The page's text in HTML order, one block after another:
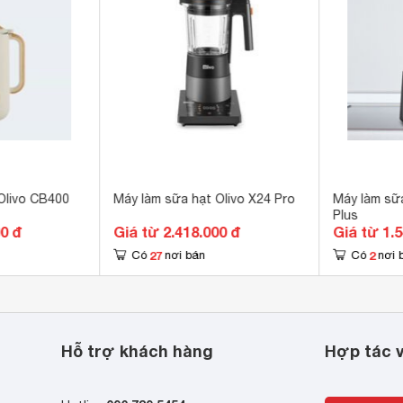
sữa thảo mộc với thời gian 35 phút thích hợp với các loại
trình khi hoạt động trở lại nên dễ dàng thêm nguyên liệu
độ nấu cài sẵn
tinh
không gỉ
210 x 480 mm
CB400
đ
Máy làm sữa hạt Olivo X24 Pro
Giá từ 2.418.000 đ
Có 27 nơi bán
Máy làm
Plus
Giá từ
Có 2 nơi
Hỗ trợ khách hàng Hợp tác